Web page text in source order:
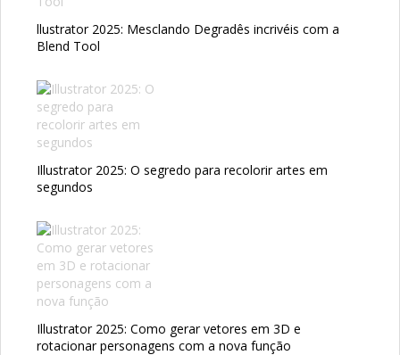
llustrator 2025: Mesclando Degradês incrivéis com a
Blend Tool
Illustrator 2025: O segredo para recolorir artes em
segundos
Illustrator 2025: Como gerar vetores em 3D e
rotacionar personagens com a nova função